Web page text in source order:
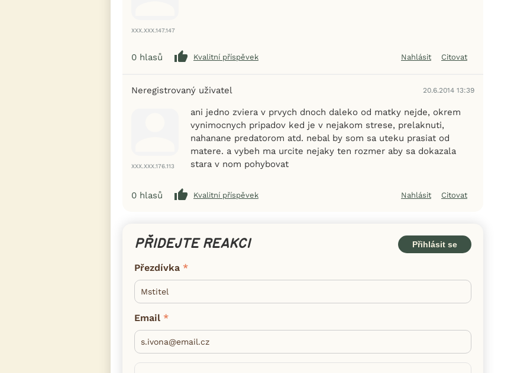
XXX.XXX.147.147
0 hlasů Kvalitní příspěvek Nahlásit Citovat
Neregistrovaný uživatel 20.6.2014 13:39
XXX.XXX.176.113
ani jedno zviera v prvych dnoch daleko od matky nejde, okrem
vynimocnych pripadov ked je v nejakom strese, prelaknuti,
nahanane predatorom atd. nebal by som sa uteku prasiat od
matere. a vybeh ma urcite nejaky ten rozmer aby sa dokazala
stara v nom pohybovat
0 hlasů Kvalitní příspěvek Nahlásit Citovat
PŘIDEJTE REAKCI Přihlásit se
Přezdívka
Email